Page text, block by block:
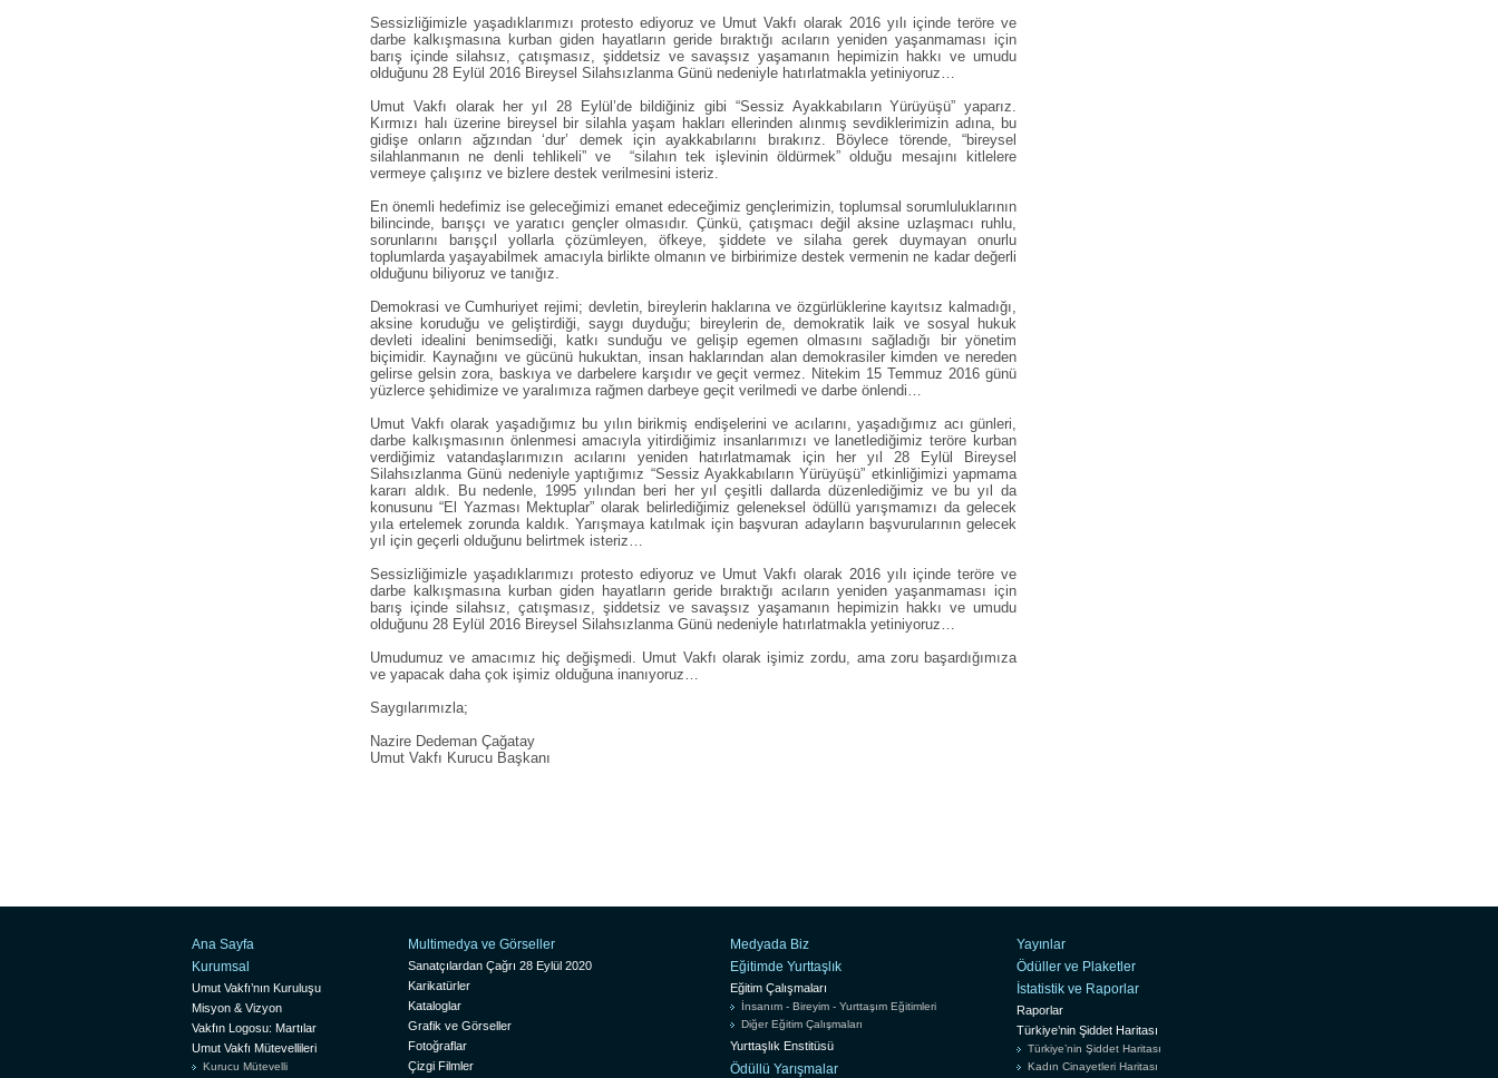
Sessizliğimizle yaşadıklarımızı protesto ediyoruz ve Umut Vakfı olarak 2016 yılı içinde teröre ve
darbe kalkışmasına kurban giden hayatların geride bıraktığı acıların yeniden yaşanmaması için
barış içinde silahsız, çatışmasız, şiddetsiz ve savaşsız yaşamanın hepimizin hakkı ve umudu
olduğunu 28 Eylül 2016 Bireysel Silahsızlanma Günü nedeniyle hatırlatmakla yetiniyoruz…
Umut Vakfı olarak her yıl 28 Eylül’de bildiğiniz gibi “Sessiz Ayakkabıların Yürüyüşü” yaparız.
Kırmızı halı üzerine bireysel bir silahla yaşam hakları ellerinden alınmış sevdiklerimizin adına, bu
gidişe onların ağzından ‘dur’ demek için ayakkabılarını bırakırız. Böylece törende, “bireysel
silahlanmanın ne denli tehlikeli” ve “silahın tek işlevinin öldürmek” olduğu mesajını kitlelere
vermeye çalışırız ve bizlere destek verilmesini isteriz.
En önemli hedefimiz ise geleceğimizi emanet edeceğimiz gençlerimizin, toplumsal sorumluluklarının
bilincinde, barışçı ve yaratıcı gençler olmasıdır. Çünkü, çatışmacı değil aksine uzlaşmacı ruhlu,
sorunlarını barışçıl yollarla çözümleyen, öfkeye, şiddete ve silaha gerek duymayan onurlu
toplumlarda yaşayabilmek amacıyla birlikte olmanın ve birbirimize destek vermenin ne kadar değerli
olduğunu biliyoruz ve tanığız.
Demokrasi ve Cumhuriyet rejimi; devletin, bireylerin haklarına ve özgürlüklerine kayıtsız kalmadığı,
aksine koruduğu ve geliştirdiği, saygı duyduğu; bireylerin de, demokratik laik ve sosyal hukuk
devleti idealini benimsediği, katkı sunduğu ve gelişip egemen olmasını sağladığı bir yönetim
biçimidir. Kaynağını ve gücünü hukuktan, insan haklarından alan demokrasiler kimden ve nereden
gelirse gelsin zora, baskıya ve darbelere karşıdır ve geçit vermez. Nitekim 15 Temmuz 2016 günü
yüzlerce şehidimize ve yaralımıza rağmen darbeye geçit verilmedi ve darbe önlendi…
Umut Vakfı olarak yaşadığımız bu yılın birikmiş endişelerini ve acılarını, yaşadığımız acı günleri,
darbe kalkışmasının önlenmesi amacıyla yitirdiğimiz insanlarımızı ve lanetlediğimiz teröre kurban
verdiğimiz vatandaşlarımızın acılarını yeniden hatırlatmamak için her yıl 28 Eylül Bireysel
Silahsızlanma Günü nedeniyle yaptığımız “Sessiz Ayakkabıların Yürüyüşü” etkinliğimizi yapmama
kararı aldık. Bu nedenle, 1995 yılından beri her yıl çeşitli dallarda düzenlediğimiz ve bu yıl da
konusunu “El Yazması Mektuplar” olarak belirlediğimiz geleneksel ödüllü yarışmamızı da gelecek
yıla ertelemek zorunda kaldık. Yarışmaya katılmak için başvuran adayların başvurularının gelecek
yıl için geçerli olduğunu belirtmek isteriz…
Sessizliğimizle yaşadıklarımızı protesto ediyoruz ve Umut Vakfı olarak 2016 yılı içinde teröre ve
darbe kalkışmasına kurban giden hayatların geride bıraktığı acıların yeniden yaşanmaması için
barış içinde silahsız, çatışmasız, şiddetsiz ve savaşsız yaşamanın hepimizin hakkı ve umudu
olduğunu 28 Eylül 2016 Bireysel Silahsızlanma Günü nedeniyle hatırlatmakla yetiniyoruz…
Umudumuz ve amacımız hiç değişmedi. Umut Vakfı olarak işimiz zordu, ama zoru başardığımıza
ve yapacak daha çok işimiz olduğuna inanıyoruz…
Saygılarımızla;
Nazire Dedeman Çağatay
Umut Vakfı Kurucu Başkanı
Ana Sayfa
Kurumsal
Umut Vakfı’nın Kuruluşu
Misyon & Vizyon
Vakfın Logosu: Martılar
Umut Vakfı Mütevellileri
Kurucu Mütevelli
Multimedya ve Görseller
Sanatçılardan Çağrı 28 Eylül 2020
Karikatürler
Kataloglar
Grafik ve Görseller
Fotoğraflar
Çizgi Filmler
Medyada Biz
Eğitimde Yurttaşlık
Eğitim Çalışmaları
İnsanım - Bireyim - Yurttaşım Eğitimleri
Diğer Eğitim Çalışmaları
Yurttaşlık Enstitüsü
Ödüllü Yarışmalar
Yayınlar
Ödüller ve Plaketler
İstatistik ve Raporlar
Raporlar
Türkiye’nin Şiddet Haritası
Türkiye’nin Şiddet Haritası
Kadın Cinayetleri Haritası